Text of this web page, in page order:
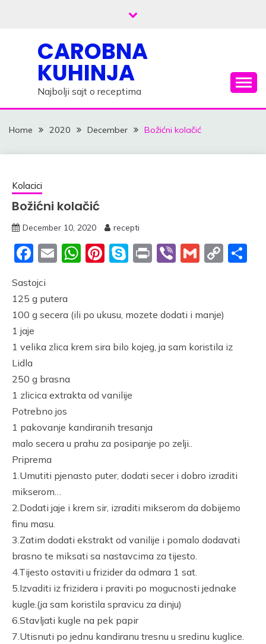
CAROBNA
KUHINJA
Najbolji sajt o receptima
Home 2020 December Božićni kolačić
Kolacici
Božićni kolačić
December 10, 2020 recepti
Facebook
EmailWhatsApp
Pinterest
Skype
PrintViberGmail
Sastojci
125 g putera
100 g secera (ili po ukusu, mozete dodati i manje)
1 jaje
1 velika zlica krem sira bilo kojeg, ja sam koristila iz
Lidla
250 g brasna
1 zlicica extrakta od vanilije
Potrebno jos
1 pakovanje kandiranih tresanja
malo secera u prahu za posipanje po zelji..
Priprema
1.Umutiti pjenasto puter, dodati secer i dobro izraditi
mikserom…
2.Dodati jaje i krem sir, izraditi mikserom da dobijemo
finu masu.
3.Zatim dodati ekstrakt od vanilije i pomalo dodavati
brasno te miksati sa nastavcima za tijesto.
4.Tijesto ostaviti u frizider da odmara 1 sat.
5.Izvaditi iz frizidera i praviti po mogucnosti jednake
kugle.(ja sam koristila spravicu za dinju)
6.Stavljati kugle na pek papir
7.Utisnuti po jednu kandiranu tresnu u sredinu kuglice.